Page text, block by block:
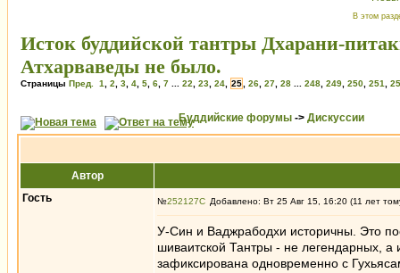
В этом
Исток буддийской тантры Дхарани-
Атхарваведы не было.
Страницы Пред. 1 2 3 4 5 6 7 22 23 24 25 26 27 28 248 249 250 251
Буддийские форумы -> Дискуссии
Автор
Гость
№252127 Добавлено: Вт 25 Авг 15, 16:20 (11 лет
У-Син и Ваджрабодхи историчны. Это
шиваитской Тантры - не легендарных, а
зафиксирована одновременно с